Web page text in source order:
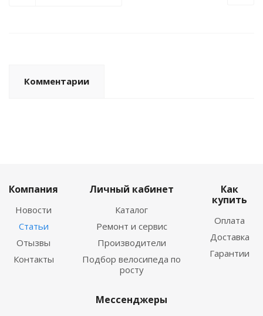
Комментарии
Компания
Новости
Статьи
Отызвы
Контакты
Личный кабинет
Каталог
Ремонт и сервис
Производители
Подбор велосипеда по
росту
Как
купить
Оплата
Доставка
Гарантии
Мессенджеры